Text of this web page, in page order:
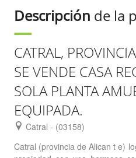
Descripción de la
CATRAL,
SE VENDE CASA
SOLA PLANTA
EQUIPADA.
Catral - (03158)
Catral (provincia de Alican t e)